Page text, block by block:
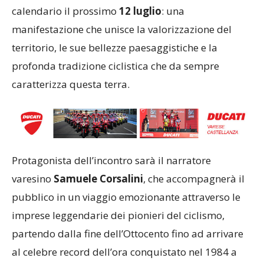
calendario il prossimo 12 luglio: una
manifestazione che unisce la valorizzazione del
territorio, le sue bellezze paesaggistiche e la
profonda tradizione ciclistica che da sempre
caratterizza questa terra.
Protagonista dell’incontro sarà il narratore
varesino Samuele Corsalini, che accompagnerà il
pubblico in un viaggio emozionante attraverso le
imprese leggendarie dei pionieri del ciclismo,
partendo dalla fine dell’Ottocento fino ad arrivare
al celebre record dell’ora conquistato nel 1984 a